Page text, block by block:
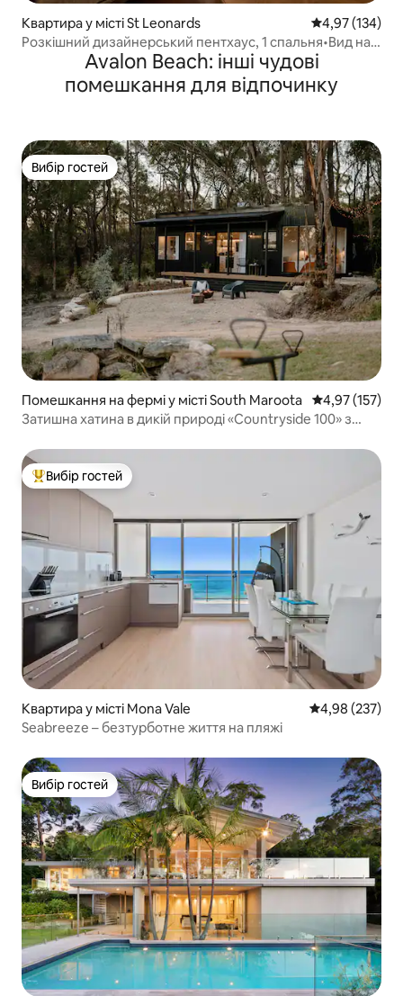
Квартира у місті St Leonards Середня
4,97 (134)
Розкішний дизайнерський пентхаус, 1 спальня•Вид на
місто•ПаркінгAvalon Beach: інші чудові
помешкання для відпочинку
Вибір гостей
Вибір гостей
Помешкання на фермі у місті South Maroota Середня
4,97 (157)
Затишна хатина в дикій природі «Countryside 100» з
Топ вибір гостей
Вибір гостей
Квартира у місті Mona Vale Середня
4,98 (237)
Seabreeze – безтурботне життя на пляжі
Вибір гостей
Вибір гостей